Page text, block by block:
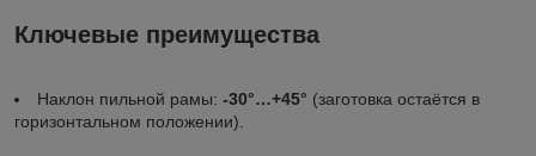
Ключевые преимущества
Наклон пильной рамы: -30°…+45° (заготовка остаётся в
горизонтальном положении).